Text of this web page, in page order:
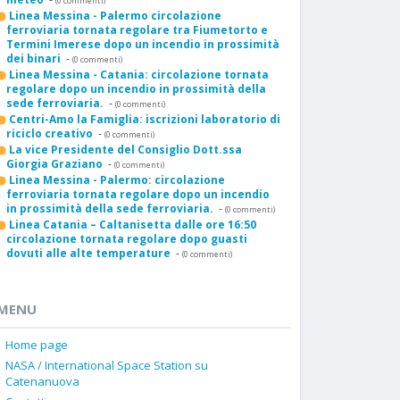
Linea Messina - Palermo circolazione
ferroviaria tornata regolare tra Fiumetorto e
Termini Imerese dopo un incendio in prossimità
dei binari - (0 commenti)
Linea Messina - Catania: circolazione tornata
regolare dopo un incendio in prossimità della
sede ferroviaria. - (0 commenti)
Centri-Amo la Famiglia: iscrizioni laboratorio di
riciclo creativo - (0 commenti)
La vice Presidente del Consiglio Dott.ssa
Giorgia Graziano - (0 commenti)
Linea Messina - Palermo: circolazione
ferroviaria tornata regolare dopo un incendio
in prossimità della sede ferroviaria. - (0 commenti)
Linea Catania – Caltanisetta dalle ore 16:50
circolazione tornata regolare dopo guasti
dovuti alle alte temperature - (0 commenti)
Home page
NASA / International Space Station su
Catenanuova